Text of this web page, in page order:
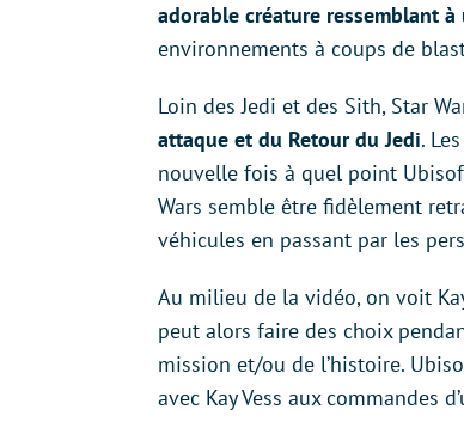
adorable créature ressemblant
environnements à coups de
Loin des Jedi et des Sith, Star
attaque et du Retour du Jedi.
nouvelle fois à quel point
Wars semble être fidèlement
véhicules en passant par les
Au milieu de la vidéo, on voit
peut alors faire des choix
mission et/ou de l’histoire.
avec Kay Vess aux commandes